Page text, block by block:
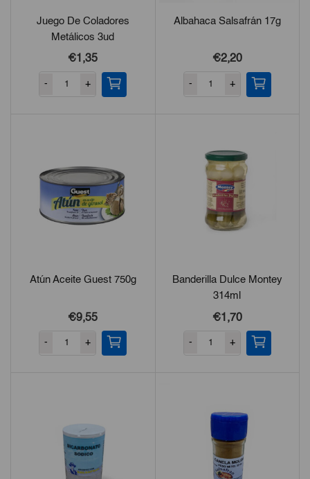
Juego De Coladores
Metálicos 3ud
€1,35
- +
Albahaca Salsafrán 17g
€2,20
- +
Atún Aceite Guest 750g
€9,55
- +
Banderilla Dulce Montey
314ml
€1,70
- +